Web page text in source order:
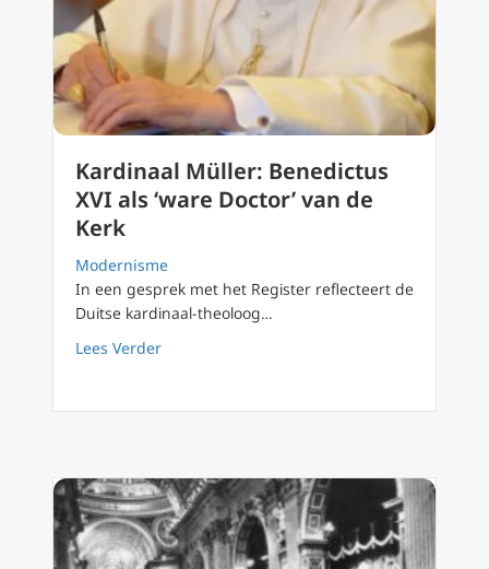
Kardinaal Müller: Benedictus
XVI als ‘ware Doctor’ van de
Kerk
Modernisme
In een gesprek met het Register reflecteert de
Duitse kardinaal-theoloog…
Lees Verderabout Kardinaal Müller: Benedictus XVI als